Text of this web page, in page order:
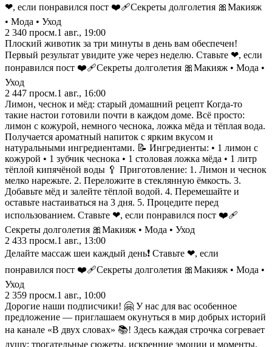
❤, если понравился пост ❤️‍🩹Секреты долголетия 🎀Макияж
• Мода • Уход
2 340 просм.1 авг., 19:00
Плоский животик за три минуты в день вам обеспечен!
Первый результат увидите уже через неделю. Ставьте ❤, если
понравился пост ❤️‍🩹Секреты долголетия 🎀Макияж • Мода •
Уход
2 447 просм.1 авг., 16:00
Лимон, чеснок и мёд: старый домашний рецепт Когда-то
такие настои готовили почти в каждом доме. Всё просто:
лимон с кожурой, немного чеснока, ложка мёда и тёплая вода.
Получается ароматный напиток с ярким вкусом и
натуральными ингредиентами. 📝 Ингредиенты: • 1 лимон с
кожурой • 1 зубчик чеснока • 1 столовая ложка мёда • 1 литр
тёплой кипячёной воды 🥄 Приготовление: 1. Лимон и чеснок
мелко нарежьте. 2. Переложите в стеклянную ёмкость. 3.
Добавьте мёд и залейте тёплой водой. 4. Перемешайте и
оставьте настаиваться на 3 дня. 5. Процедите перед
использованием. Ставьте ❤, если понравился пост ❤️‍🩹
Секреты долголетия 🎀Макияж • Мода • Уход
2 433 просм.1 авг., 13:00
Делайте массаж шеи каждый день❗️ Ставьте ❤, если
понравился пост ❤️‍🩹Секреты долголетия 🎀Макияж • Мода •
Уход
2 359 просм.1 авг., 10:00
Дорогие наши подписчики! 🤗 У нас для вас особенное
предложение — приглашаем окунуться в мир добрых историй
на канале «В двух словах» 📚! Здесь каждая строчка согревает
душу: трогательные сюжеты, искренние эмоции и моменты,